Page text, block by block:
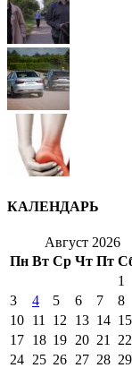
КАЛЕНДАРЬ
Август 2026
Пн Вт Ср Чт Пт
1
3
4 5 6 7 8
10 11 12 13 14 15
17 18 19 20 21 22
24 25 26 27 28 29